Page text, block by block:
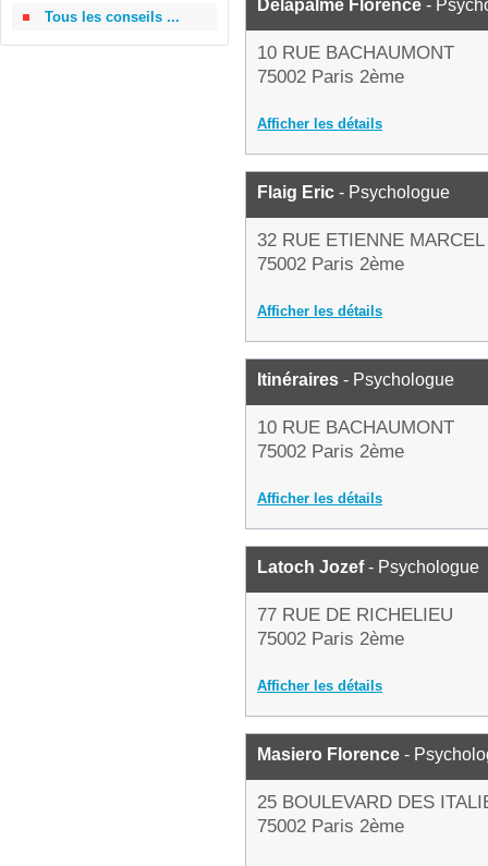
Tous les conseils ...
Delapalme Florence -
10 RUE BACHAUMONT
75002 Paris 2ème
Afficher les détails
Flaig Eric - Psychologue
32 RUE ETIENNE MARCEL
75002 Paris 2ème
Afficher les détails
Itinéraires - Psychologue
10 RUE BACHAUMONT
75002 Paris 2ème
Afficher les détails
Latoch Jozef- Psychologue
77 RUE DE RICHELIEU
75002 Paris 2ème
Afficher les détails
Masiero Florence -
25 BOULEVARD DES
75002 Paris 2ème